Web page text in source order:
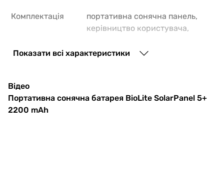
13 999
Комплектація
портативна сонячна панель,
керівництво користувача,
Робоча напруга
на акумулятори
Показати всі характеристики
Відео
Портативна сонячна батарея BioLite SolarPanel 5+
2200 mAh